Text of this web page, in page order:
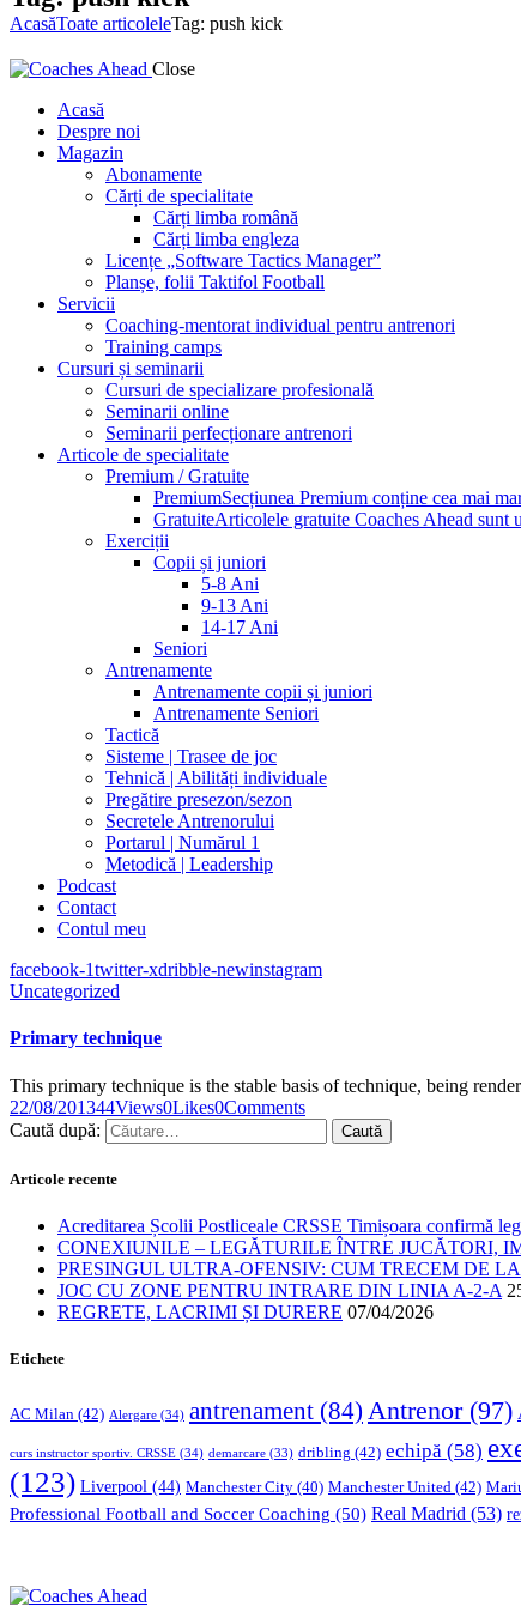
AcasăToate articoleleTag: push kick
Close
Acasă
Despre noi
Magazin
Abonamente
Cărți de specialitate
Cărți limba română
Cărți limba engleza
Licențe „Software Tactics Manager”
Planșe, folii Taktifol Football
Servicii
Coaching-mentorat individual pentru antrenori
Training camps
Cursuri și seminarii
Cursuri de specializare profesională
Seminarii online
Seminarii perfecționare antrenori
Articole de specialitate
Premium / Gratuite
PremiumSecțiunea Premium conține cea mai
GratuiteArticolele gratuite Coaches Ahead sunt
Exerciții
Copii și juniori
5-8 Ani
9-13 Ani
14-17 Ani
Seniori
Antrenamente
Antrenamente copii și juniori
Antrenamente Seniori
Tactică
Sisteme | Trasee de joc
Tehnică | Abilități individuale
Pregătire presezon/sezon
Secretele Antrenorului
Portarul | Numărul 1
Metodică | Leadership
Podcast
Contact
Contul meu
facebook-1twitter-xdribble-newinstagram
Uncategorized
Primary technique
This primary technique is the stable basis of technique, being
22/08/201344Views0Likes0Comments
Caută după:
Articole recente
Acreditarea Școlii Postliceale CRSSE Timișoara confirmă
CONEXIUNILE – LEGĂTURILE ÎNTRE JUCĂTORI,
PRESINGUL ULTRA-OFENSIV: CUM TRECEM DE
JOC CU ZONE PENTRU INTRARE DIN LINIA A-2-A
REGRETE, LACRIMI ȘI DURERE 07/04/2026
Etichete
AC Milan (42) Alergare (34) antrenament (84) Antrenor(97)
curs instructor sportiv. CRSSE (34) demarcare (33) dribling (42) echipă (58)
(123) Liverpool (44) Manchester City (40) Manchester United (42)
Professional Football and Soccer Coaching (50) Real Madrid (53)